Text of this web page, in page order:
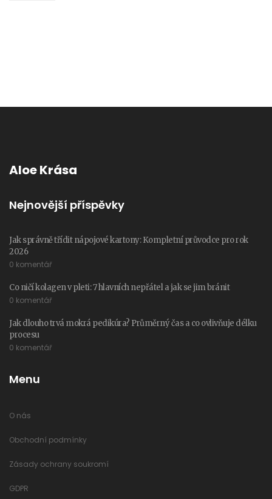
Aloe Krása
Nejnovější příspěvky
Jak správně třídit nápojové kartony: Kompletní průvodce pro rok
2026
0 komentář
Co ničí kolagen v pleti: 7 hlavních nepřátel a jak se jim bránit
0 komentář
Jak dlouho trvá mokrá pedikúra? Průměrný čas a co ovlivňuje délku
procesu
0 komentář
Menu
O nás
Obchodní podmínky
Zásady ochrany soukromí
GDPR